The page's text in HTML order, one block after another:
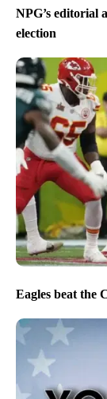
NPG’s editorial
election
Eagles beat the